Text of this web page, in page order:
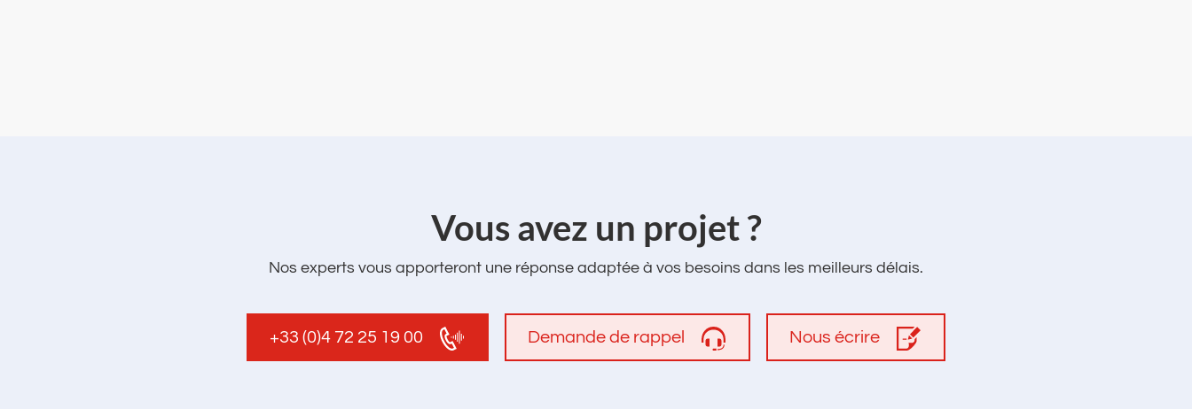
‌Vous avez un projet ?
Nos experts vous apporteront une réponse adaptée à vos besoins dans les meilleurs délais.
+33 (0)4 72 25 19 00 Demande de rappel Nous écrire